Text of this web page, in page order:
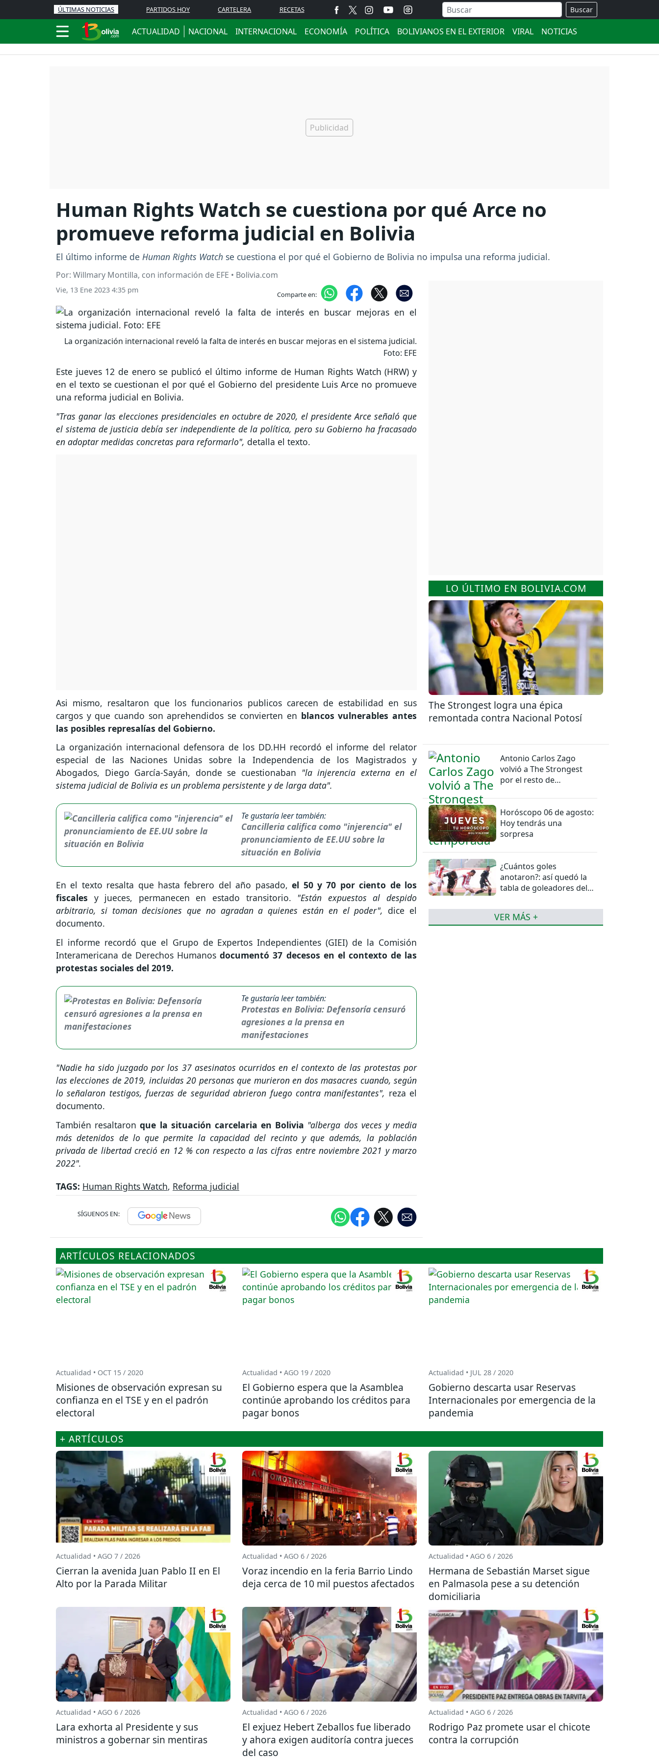
ÚLTIMAS NOTICIAS PARTIDOS HOY CARTELERA RECETAS Buscar
ACTUALIDAD NACIONAL INTERNACIONAL ECONOMÍA POLÍTICA BOLIVIANOS EN EL EXTERIOR VIRAL NOTICIAS
Human Rights Watch se cuestiona por qué Arce no
promueve reforma judicial en Bolivia
El último informe de Human Rights Watch se cuestiona el por qué el Gobierno de Bolivia no impulsa una reforma judicial.
Por: Willmary Montilla, con información de EFE • Bolivia.com
Vie, 13 Ene 2023 4:35 pm Comparte en:
La organización internacional reveló la falta de interés en buscar mejoras en el sistema judicial.
Foto: EFE
Este jueves 12 de enero se publicó el último informe de Human Rights Watch (HRW) y
en el texto se cuestionan el por qué el Gobierno del presidente Luis Arce no promueve
una reforma judicial en Bolivia.
"Tras ganar las elecciones presidenciales en octubre de 2020, el presidente Arce señaló que
el sistema de justicia debía ser independiente de la política, pero su Gobierno ha fracasado
en adoptar medidas concretas para reformarlo", detalla el texto.
Asi mismo, resaltaron que los funcionarios publicos carecen de estabilidad en sus
cargos y que cuando son aprehendidos se convierten en blancos vulnerables antes
las posibles represalías del Gobierno.
La organización internacional defensora de los DD.HH recordó el informe del relator
especial de las Naciones Unidas sobre la Independencia de los Magistrados y
Abogados, Diego García-Sayán, donde se cuestionaban "la injerencia externa en el
sistema judicial de Bolivia es un problema persistente y de larga data".
Te gustaría leer también:
Cancilleria califica como "injerencia" el
pronunciamiento de EE.UU sobre la
situación en Bolivia
En el texto resalta que hasta febrero del año pasado,el 50 y 70 por ciento de los
fiscales y jueces, permanecen en estado transitorio. "Están expuestos al despido
arbitrario, si toman decisiones que no agradan a quienes están en el poder", dice el
documento.
El informe recordó que el Grupo de Expertos Independientes (GIEI) de la Comisión
Interamericana de Derechos Humanos documentó 37 decesos en el contexto de las
protestas sociales del 2019.
Te gustaría leer también:
Protestas en Bolivia: Defensoría censuró
agresiones a la prensa en
manifestaciones
"Nadie ha sido juzgado por los 37 asesinatos ocurridos en el contexto de las protestas por
las elecciones de 2019, incluidas 20 personas que murieron en dos masacres cuando, según
lo señalaron testigos, fuerzas de seguridad abrieron fuego contra manifestantes", reza el
documento.
También resaltaronque la situación carcelaria en Bolivia "alberga dos veces y media
más detenidos de lo que permite la capacidad del recinto y que además, la población
privada de libertad creció en 12 % con respecto a las cifras entre noviembre 2021 y marzo
2022".
TAGS: Human Rights Watch, Reforma judicial
SÍGUENOS EN:
LO ÚLTIMO EN BOLIVIA.COM
The Strongest logra una épica
remontada contra Nacional Potosí
Antonio Carlos Zago
volvió a The Strongest
por el resto de
Horóscopo 06 de agosto:
Hoy tendrás una
sorpresa
¿Cuántos goles
anotaron?: así quedó la
tabla de goleadores del
VER MÁS +
ARTÍCULOS RELACIONADOS
Actualidad • OCT 15 / 2020
Misiones de observación expresan su
confianza en el TSE y en el padrón
electoral
Actualidad • AGO 19 / 2020
El Gobierno espera que la Asamblea
continúe aprobando los créditos para
pagar bonos
Actualidad • JUL 28 / 2020
Gobierno descarta usar Reservas
Internacionales por emergencia de la
pandemia
+ ARTÍCULOS
Actualidad • AGO 7 / 2026
Cierran la avenida Juan Pablo II en El
Alto por la Parada Militar
Actualidad • AGO 6 / 2026
Voraz incendio en la feria Barrio Lindo
deja cerca de 10 mil puestos afectados
Actualidad • AGO 6 / 2026
Hermana de Sebastián Marset sigue
en Palmasola pese a su detención
domiciliaria
Actualidad • AGO 6 / 2026
Lara exhorta al Presidente y sus
ministros a gobernar sin mentiras
Actualidad • AGO 6 / 2026
El exjuez Hebert Zeballos fue liberado
y ahora exigen auditoría contra jueces
del caso
Actualidad • AGO 6 / 2026
Rodrigo Paz promete usar el chicote
contra la corrupción